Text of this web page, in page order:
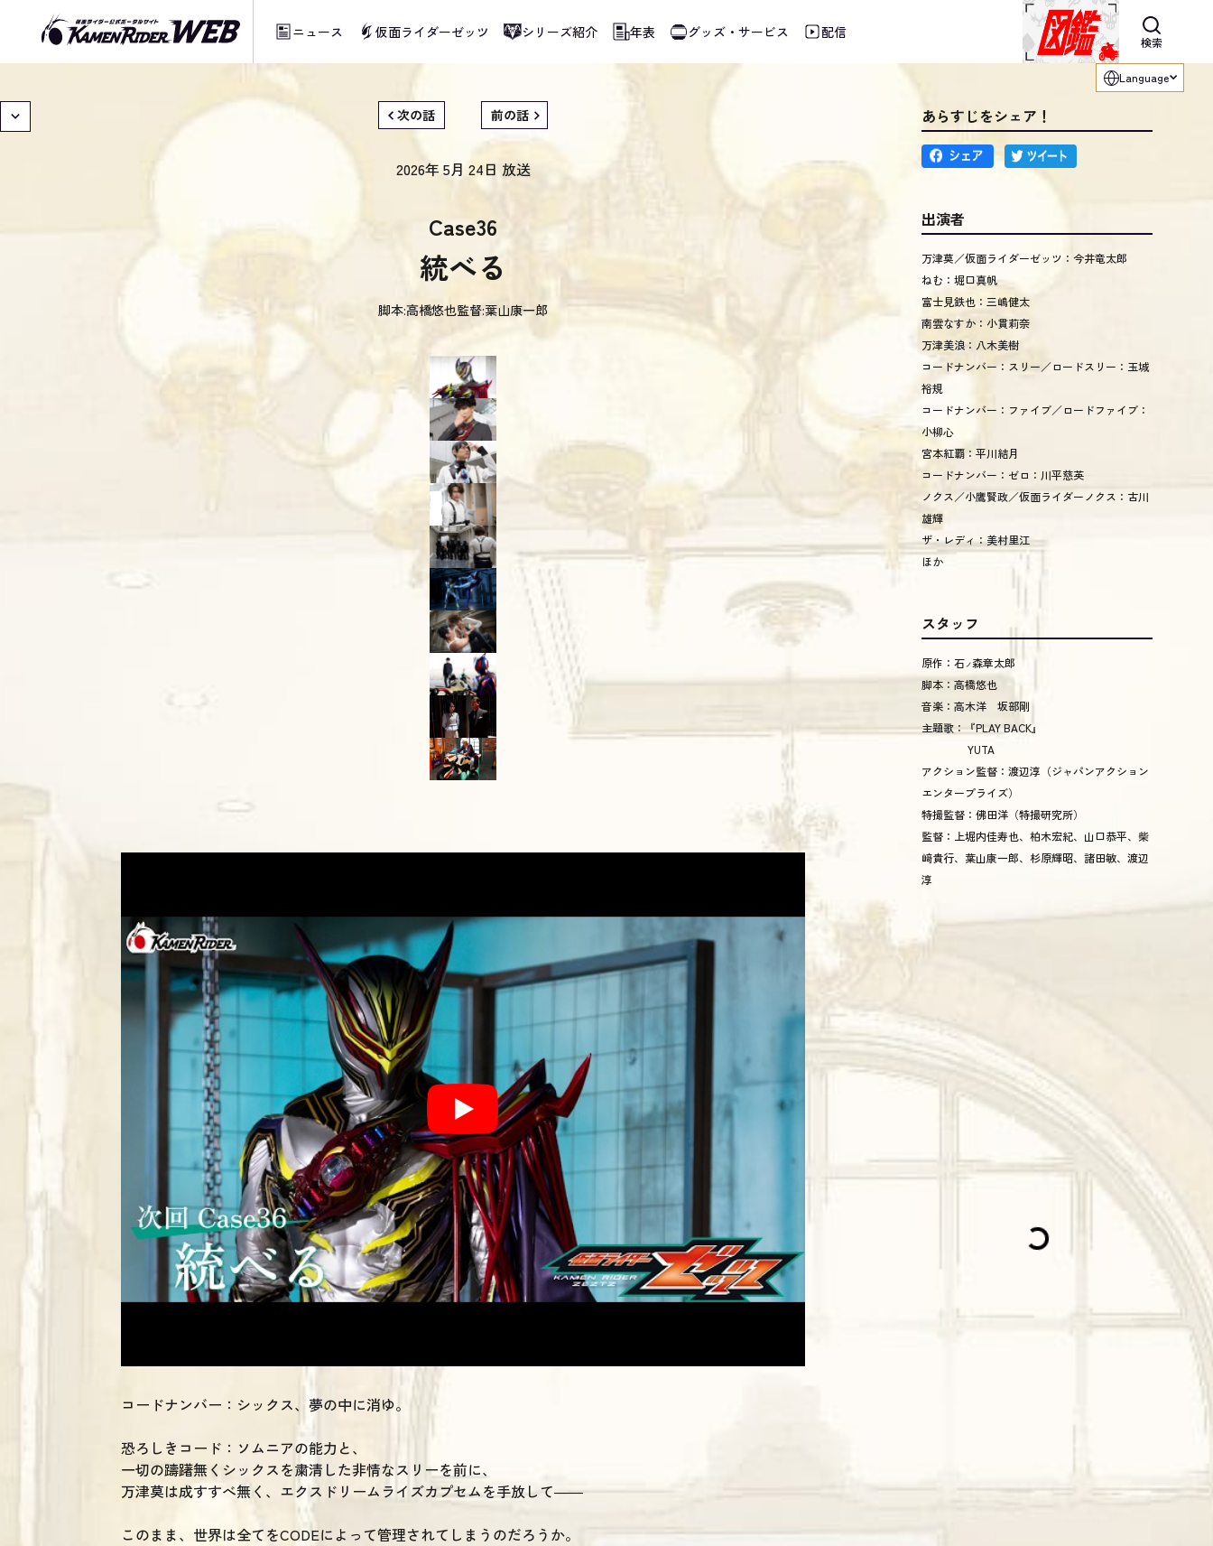
ニュース 仮面ライダーゼッツ シリーズ紹介 年表 グッズ・サービス 配信
検索
当サイトでは、機械的な自動翻訳サービスを使用しています。指定した言語に切り替わらないページは、ブラウザの翻訳機能をご利用ください。
Language
次の話 前の話
2026年 5月 24日 放送
Case36
統べる
脚本:高橋悠也監督:葉山康一郎
コードナンバー：シックス、夢の中に消ゆ。
恐ろしきコード：ソムニアの能力と、
一切の躊躇無くシックスを粛清した非情なスリーを前に、
万津莫は成すすべ無く、エクスドリームライズカプセムを手放して――
このまま、世界は全てをCODEによって管理されてしまうのだろうか。
あらすじをシェア！
出演者
万津莫／仮面ライダーゼッツ：今井竜太郎
ねむ：堀口真帆
富士見鉄也：三嶋健太
南雲なすか：小貫莉奈
万津美浪：八木美樹
コードナンバー：スリー／ロードスリー：玉城
裕規
コードナンバー：ファイブ／ロードファイブ：
小柳心
宮本紅覇：平川結月
コードナンバー：ゼロ：川平慈英
ノクス／小鷹賢政／仮面ライダーノクス：古川
雄輝
ザ・レディ：美村里江
ほか
スタッフ
原作：石ノ森章太郎
脚本：高橋悠也
音楽：高木洋 坂部剛
主題歌：『PLAY BACK』
YUTA
アクション監督：渡辺淳（ジャパンアクション
エンタープライズ）
特撮監督：佛田洋（特撮研究所）
監督：上堀内佳寿也、柏木宏紀、山口恭平、柴
﨑貴行、葉山康一郎、杉原輝昭、諸田敏、渡辺
淳